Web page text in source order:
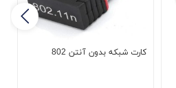
کارت شبکه بدون آنتن 802